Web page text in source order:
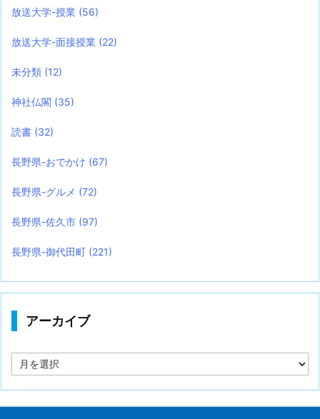
放送大学-授業 (56)
放送大学-面接授業 (22)
未分類 (12)
神社仏閣 (35)
読書 (32)
長野県-おでかけ (67)
長野県-グルメ (72)
長野県-佐久市 (97)
長野県-御代田町 (221)
アーカイブ
ー